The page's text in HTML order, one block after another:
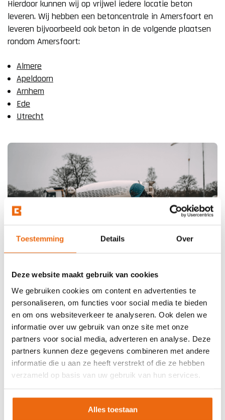
Toestemming Details Over
Deze website maakt gebruik van cookies
We gebruiken cookies om content en advertenties te
personaliseren, om functies voor social media te bieden
en om ons websiteverkeer te analyseren. Ook delen we
informatie over uw gebruik van onze site met onze
partners voor social media, adverteren en analyse. Deze
partners kunnen deze gegevens combineren met andere
informatie die u aan ze heeft verstrekt of die ze hebben
verzameld op basis van uw gebruik van hun services.
Alles toestaan
Hierdoor kunnen wij op vrijwel iedere locatie beton
leveren. Wij hebben een betoncentrale in Amersfoort en
leveren bijvoorbeeld ook beton in de volgende plaatsen
rondom Amersfoort:
Almere
Apeldoorn
Arnhem
Ede
Utrecht
Beton laten storten in
Amersfoort?
Wil je beton bestellen en het laten storten op jouw
gewenste locatie in Amersfoort? Betoncentraal is de